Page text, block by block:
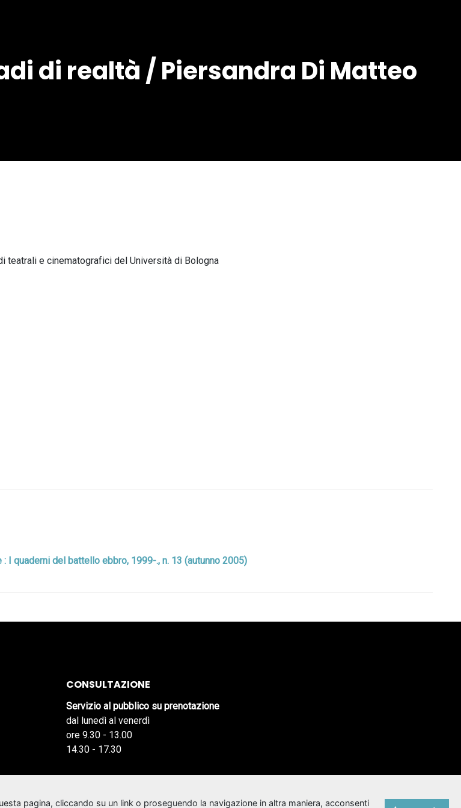
di realtà / Piersandra Di Matteo
teatrali e cinematografici del Università di Bologna
quaderni del battello ebbro, 1999-., n. 13 (autunno 2005)
CONSULTAZIONE
Servizio al pubblico su prenotazione
dal lunedì al venerdì
ore 9.30 - 13.00
14.30 - 17.30
pagina, cliccando su un link o proseguendo la navigazione in altra maniera, acconsenti